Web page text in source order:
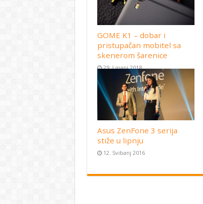
GOME K1 – dobar i
pristupačan mobitel sa
skenerom šarenice
29. Lipanj 2018
Asus ZenFone 3 serija
stiže u lipnju
12. Svibanj 2016